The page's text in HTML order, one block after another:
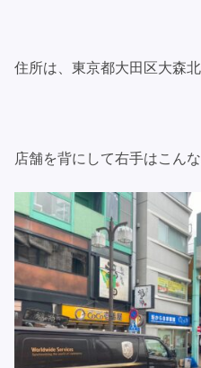
住所は、東京都大田区大森
店舗を背にして右手はこんな